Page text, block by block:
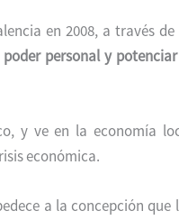
en 2008, a través de
personal y
y ve en la economía
económica.
a la concepción que